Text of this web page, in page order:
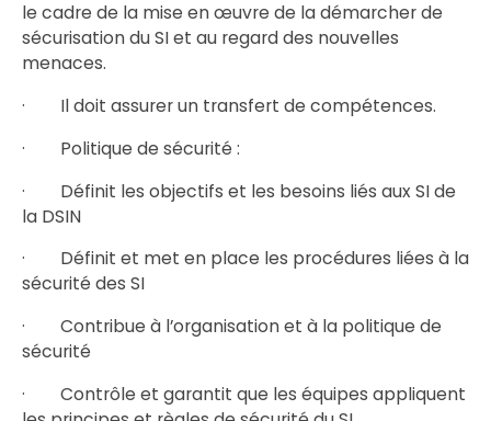
le cadre de la mise en œuvre de la démarcher de
sécurisation du SI et au regard des nouvelles
menaces.
· Il doit assurer un transfert de compétences.
· Politique de sécurité :
· Définit les objectifs et les besoins liés aux SI de
la DSIN
· Définit et met en place les procédures liées à la
sécurité des SI
· Contribue à l’organisation et à la politique de
sécurité
· Contrôle et garantit que les équipes appliquent